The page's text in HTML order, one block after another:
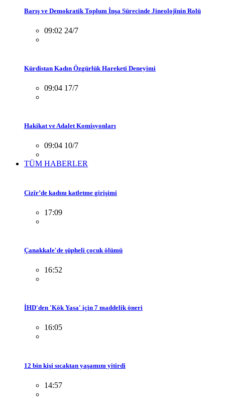
Barış ve Demokratik Toplum İnşa Sürecinde Jineolojînin Rolü
09:02 24/7
Kürdistan Kadın Özgürlük Hareketi Deneyimi
09:04 17/7
Hakikat ve Adalet Komisyonları
09:04 10/7
TÜM HABERLER
Cizîr’de kadını katletme girişimi
17:09
Çanakkale'de şüpheli çocuk ölümü
16:52
İHD'den 'Kök Yasa' için 7 maddelik öneri
16:05
12 bin kişi sıcaktan yaşamını yitirdi
14:57